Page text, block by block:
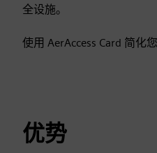
全设施。
使用 AerAccess Card 简化
优势